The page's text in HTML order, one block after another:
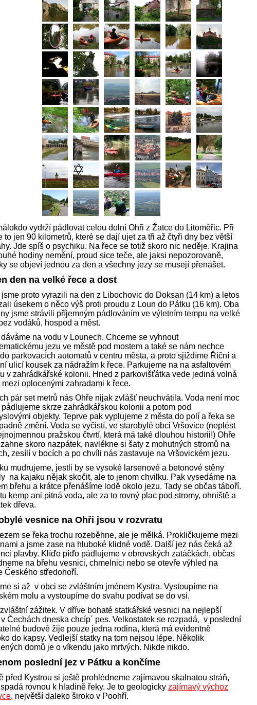
vydrží pádlovat celou dolní Ohři z Žatce do Litoměřic. Při
to jen 90 kilometrů, které se dají ujet za tři až čtyři dny bez větší
Jde spíš o psychiku. Na řece se totiž skoro nic neděje. Krajina
hodiny nemění, proud sice teče, ale jaksi nepozorovaně,
se objeví jednou za den a všechny jezy se musejí přenášet.
den na velké řece a dost
proto vyrazili na den z Libochovic do Doksan (14 km) a letos
úsekem o něco výš proti proudu z Loun do Pátku (16 km). Oba
jsme strávili příjemným pádlováním ve výletním tempu na velké
vodáků, hospod a měst.
dáváme na vodu v Lounech. Chceme se vyhnout
jezu ve městě pod mostem a také se nám nechce
parkovacích automatů v centru města, a proto sjíždíme Říční a
ulicí kousek za nádražím k řece. Parkujeme na na asfaltovém
v zahrádkářské kolonii. Hned z parkovišťátka vede jediná volná
mezi oplocenými zahradami k řece.
pár set metrů nás Ohře nijak zvlášť neuchvátila. Voda není moc
pádlujeme skrze zahrádkářskou kolonii a potom pod
objekty. Teprve pak vyplujeme z města do polí a řeka se
změní. Voda se vyčistí, ve starobylé obci Vršovice (neplést
pražskou čtvrtí, která má také dlouhou historii!) Ohře
skoro nazpátek, navlékne si šaty z mohutných stromů na
zesílí v bocích a po chvíli nás zastavuje na Vršovickém jezu.
mudrujeme, jestli by se vysoké larsenové a betonové stěny
na kajaku nějak skočit, ale to jenom chvilku. Pak vysedáme na
břehu a krátce přenášíme lodě okolo jezu. Tady se občas táboří.
kemp ani pitná voda, ale za to rovný plac pod stromy, ohniště a
dřeva.
vesnice na Ohři jsou v rozvratu
se řeka trochu rozeběhne, ale je mělká. Prokličkujeme mezi
a jsme zase na hluboké klidné vodě. Další jez nás čeká až
plavby. Klíďo píďo pádlujeme v obrovských zatáčkách, občas
na břehu vesnici, chmelnici nebo se otevře výhled na
Českého středohoří.
si až v obci se zvláštním jménem Kystra. Vystoupíme na
molu a vystoupíme do svahu podívat se do vsi.
zážitek. V dříve bohaté statkářské vesnici na nejlepší
Čechách dneska chcíp´ pes. Velkostatek se rozpadá, v poslední
budově žije pouze jedna rodina, která má evidentně
do kapsy. Vedlejší statky na tom nejsou lépe. Několik
domů je o víkendu jako mrtvých. Nikde nikdo.
poslední jez v Pátku a končíme
před Kystrou si ještě prohlédneme zajímavou skalnatou stráň,
spadá rovnou k hladině řeky. Je to geologicky zajímavý výchoz
, největší daleko široko v Poohří.